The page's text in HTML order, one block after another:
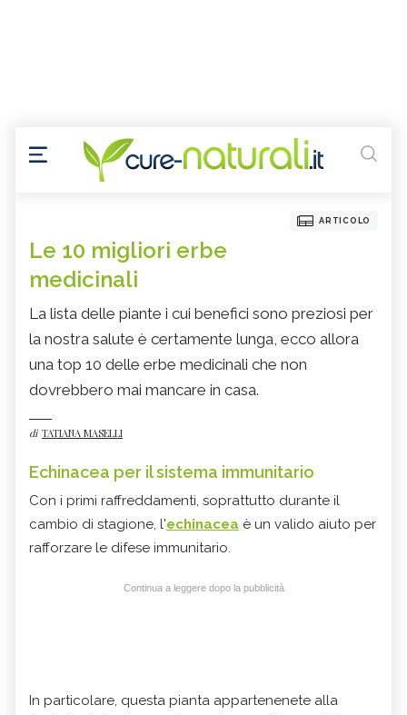
ARTICOLO
Le 10 migliori erbe
medicinali
La lista delle piante i cui benefici sono preziosi per
la nostra salute è certamente lunga, ecco allora
una top 10 delle erbe medicinali che non
dovrebbero mai mancare in casa.
di TATIANA MASELLI
Echinacea per il sistema immunitario
Con i primi raffreddamenti, soprattutto durante il
cambio di stagione, l'echinacea è un valido aiuto per
rafforzare le difese immunitario.
Continua a leggere dopo la pubblicità
In particolare, questa pianta appartenenete alla